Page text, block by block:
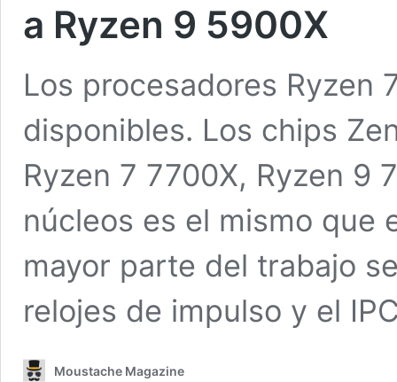
a Ryzen 9 5900X
Los procesadores Ryzen
disponibles. Los chips
Ryzen 7 7700X, Ryzen 9
núcleos es el mismo que
mayor parte del trabajo
relojes de impulso y el
Moustache Magazine